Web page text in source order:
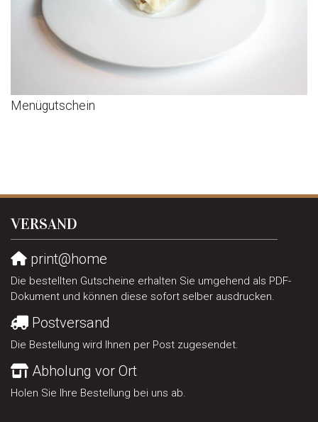
Menügutschein
VERSAND
print@home
Die bestellten Gutscheine erhalten Sie umgehend als PDF-
Dokument und können diese sofort selber ausdrucken.
Postversand
Die Bestellung wird Ihnen per Post zugesendet.
Abholung vor Ort
Holen Sie Ihre Bestellung bei uns ab.